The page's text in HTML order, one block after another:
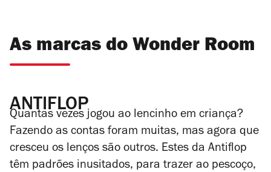
As marcas do Wonder Room
ANTIFLOP
Quantas vezes jogou ao lencinho em criança?
Fazendo as contas foram muitas, mas agora que
cresceu os lenços são outros. Estes da Antiflop
têm padrões inusitados, para trazer ao pescoço,